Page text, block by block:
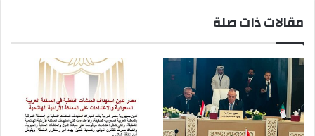
مقالات ذات صلة